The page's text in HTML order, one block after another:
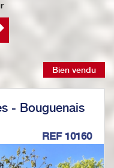
Bien vendu
- Bouguenais
REF 10160